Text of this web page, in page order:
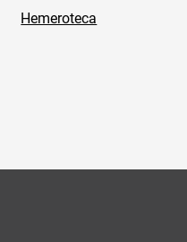
Hemeroteca